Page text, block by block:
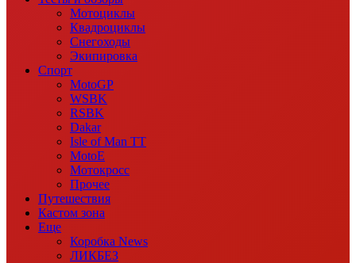
Мотоциклы
Квадроциклы
Снегоходы
Экипировка
Спорт
MotoGP
WSBK
RSBK
Dakar
Isle of Man TT
MotoE
Мотокросс
Прочее
Путешествия
Кастом зона
Еще
Коробка News
ЛИКБЕЗ